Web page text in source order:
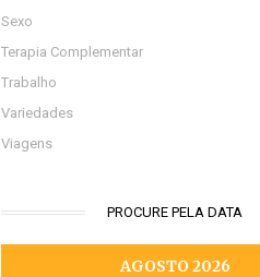
Sexo
Terapia Complementar
Trabalho
Variedades
Viagens
PROCURE PELA DATA
AGOSTO 2026